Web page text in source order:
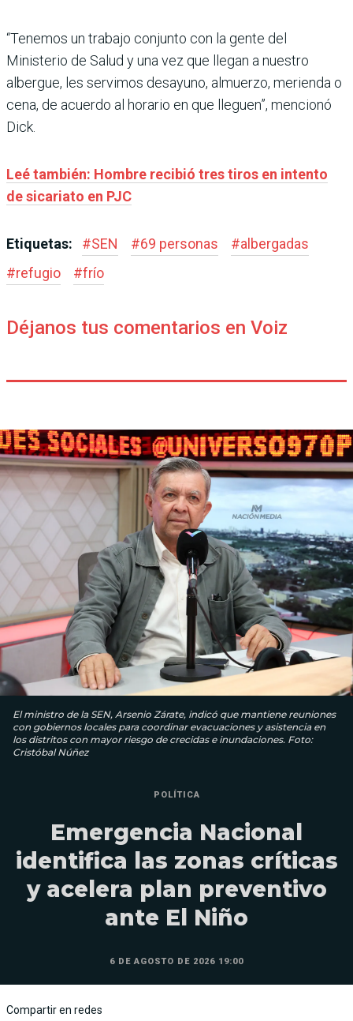
“Tenemos un trabajo conjunto con la gente del
Ministerio de Salud y una vez que llegan a nuestro
albergue, les servimos desayuno, almuerzo, merienda o
cena, de acuerdo al horario en que lleguen”, mencionó
Dick.
Leé también: Hombre recibió tres tiros en intento
de sicariato en PJC
Etiquetas: #SEN #69 personas #albergadas
#refugio #frío
Déjanos tus comentarios en Voiz
El ministro de la SEN, Arsenio Zárate, indicó que mantiene reuniones
con gobiernos locales para coordinar evacuaciones y asistencia en
los distritos con mayor riesgo de crecidas e inundaciones. Foto:
Cristóbal Núñez
POLÍTICA
Emergencia Nacional
identifica las zonas críticas
y acelera plan preventivo
ante El Niño
6 DE AGOSTO DE 2026 19:00
Compartir en redes